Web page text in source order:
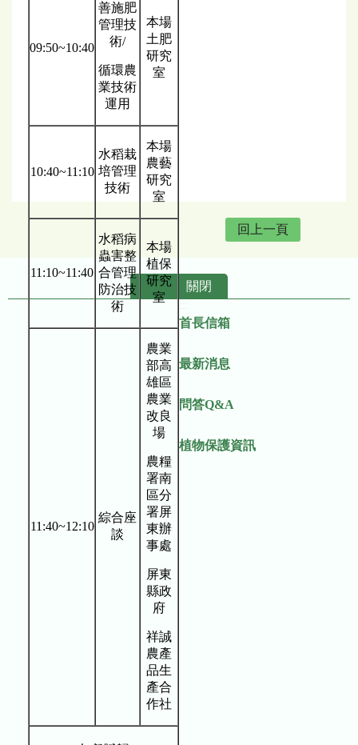
09:50~10:40
善施肥
管理技
術/
循環農
業技術
運用
本場
土肥
研究
室
10:40~11:10
水稻栽
培管理
技術
本場
農藝
研究
室
11:10~11:40
水稻病
蟲害整
合管理
防治技
術
本場
植保
研究
室
11:40~12:10
綜合座
談
農業
部高
雄區
農業
改良
場
農糧
署南
區分
署屏
東辦
事處
屏東
縣政
府
祥誠
農產
品生
產合
作社
回上一頁
關閉
首長信箱
最新消息
問答Q&A
植物保護資訊